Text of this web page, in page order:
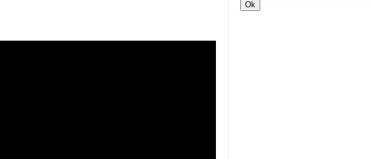
poate cauza CANCER. Guvernul, dat în judecată pentru HG 5G. Antenele de telefonie